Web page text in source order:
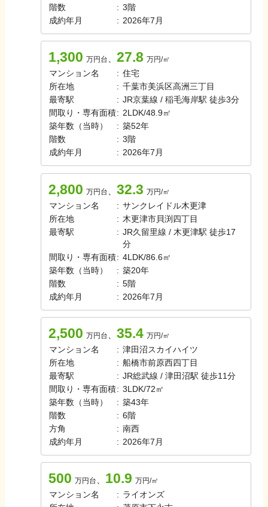
階数
: 3 階
成約年月
: 2026年7月
1,300 万円台 27.8 万円/㎡
マンション名 : 住宅
所在地
: 千葉市美浜区高洲三丁目
最寄駅
: JR京葉線 / 稲毛海岸駅 徒歩3分
間取り・専有面積: 2LDK/48.9㎡
築年数（当時）
: 築52年
階数
: 3 階
成約年月
: 2026年7月
2,800 万円台 32.3 万円/㎡
マンション名 : サンクレイドル木更津
所在地
: 木更津市貝渕四丁目
最寄駅
: JR久留里線 / 木更津駅 徒歩17
分
間取り・専有面積: 4LDK/86.6㎡
築年数（当時）
: 築20年
階数
: 5階
成約年月
: 2026年7月
2,500 万円台 35.4 万円/㎡
マンション名 : 津田沼スカイハイツ
所在地
: 船橋市前原西四丁目
最寄駅
: JR総武線 / 津田沼駅 徒歩11分
間取り・専有面積: 3LDK/72㎡
築年数（当時）
: 築43年
階数
: 6 階
方角
: 南西
成約年月
: 2026年7月
500 万円台 10.9 万円/㎡
マンション名 : ライオンズ